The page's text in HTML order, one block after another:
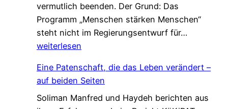
vermutlich beenden. Der Grund: Das
Programm „Menschen stärken Menschen“
steht nicht im Regierungsentwurf für…
z
e
weiterlesen
Eine Patenschaft, die das Leben verändert –
auf beiden Seiten
Soliman Manfred und Haydeh berichten aus